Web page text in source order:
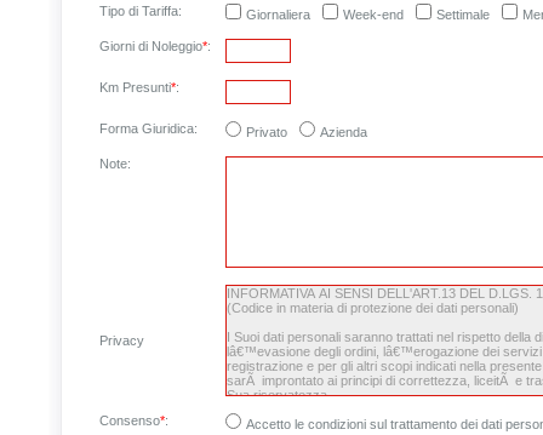
Tipo di Tariffa: Giornaliera Week-end Settimale
Giorni di Noleggio*:
Km Presunti*:
Forma Giuridica: Privato Azienda
Note:
Privacy
Consenso*: Accetto le condizioni sul trattamento dei dati